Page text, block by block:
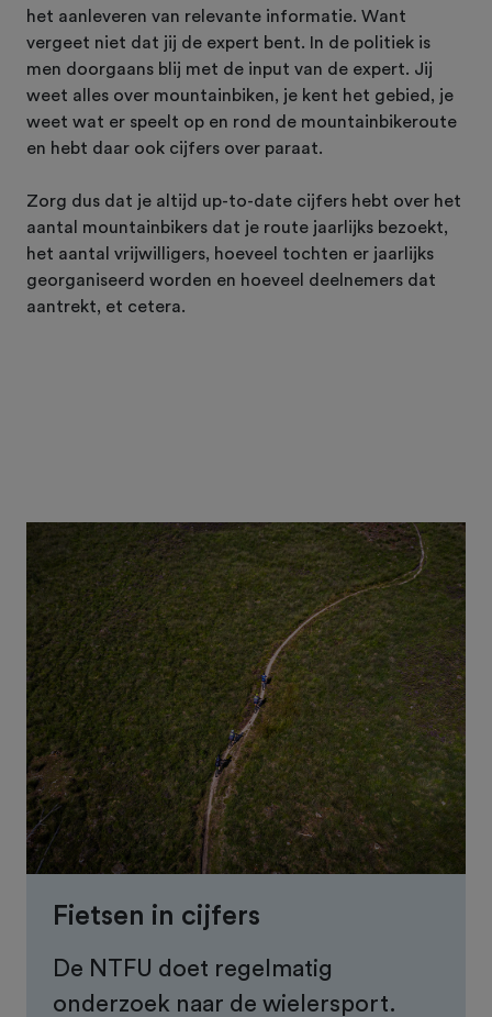
het aanleveren van relevante informatie. Want
vergeet niet dat jij de expert bent. In de politiek is
men doorgaans blij met de input van de expert. Jij
weet alles over mountainbiken, je kent het gebied, je
weet wat er speelt op en rond de mountainbikeroute
en hebt daar ook cijfers over paraat.
Zorg dus dat je altijd up-to-date cijfers hebt over het
aantal mountainbikers dat je route jaarlijks bezoekt,
het aantal vrijwilligers, hoeveel tochten er jaarlijks
georganiseerd worden en hoeveel deelnemers dat
aantrekt, et cetera.
Fietsen in cijfers
De NTFU doet regelmatig
onderzoek naar de wielersport.